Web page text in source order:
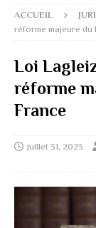
ACCUEIL
réforme majeure du
Loi
réforme
France
juillet 31, 2023